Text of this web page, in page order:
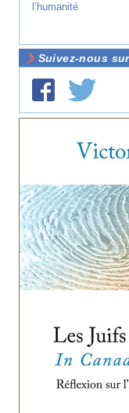
l’humanité
Suivez-nous